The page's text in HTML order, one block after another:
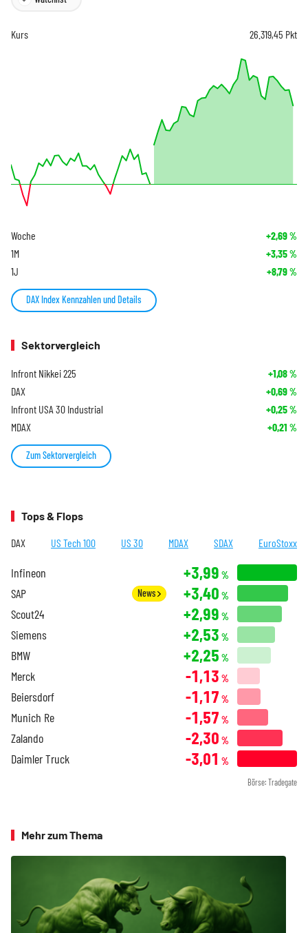
Kurs 26.319,45 Pkt
Woche +2,69%
1M +3,35%
1J +8,79%
DAX Index Kennzahlen und Details
Sektorvergleich
Infront Nikkei 225 +1,08%
DAX +0,69%
Infront USA 30 Industrial +0,25%
MDAX +0,21 %
Zum Sektorvergleich
Tops & Flops
DAX US Tech 100 US 30 MDAX SDAX EuroStoxx
Infineon +3,99 %
SAP News +3,40 %
Scout24 +2,99 %
Siemens +2,53 %
BMW +2,25 %
Merck -1,13 %
Beiersdorf -1,17 %
Munich Re -1,57 %
Zalando -2,30 %
Daimler Truck -3,01 %
Börse: Tradegate
Mehr zum Thema